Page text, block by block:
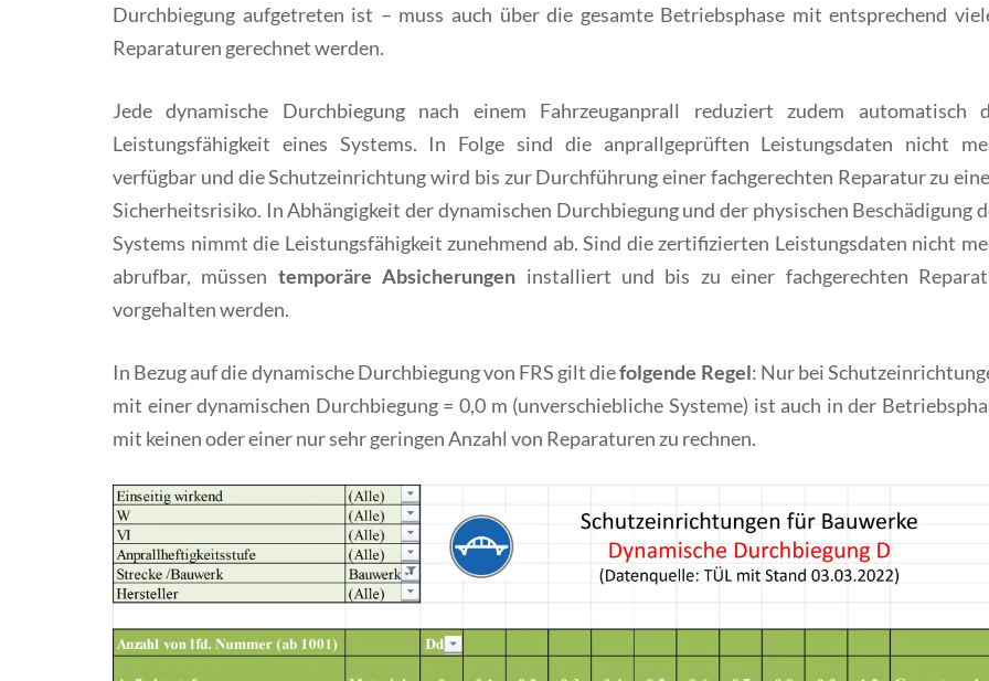
Durchbiegung aufgetreten ist – muss auch über die gesamte Betriebsphase mit entsprechend
Reparaturen gerechnet werden.
Jede dynamische Durchbiegung nach einem Fahrzeuganprall reduziert zudem automatisch
Leistungsfähigkeit eines Systems. In Folge sind die anprallgeprüften Leistungsdaten nicht
verfügbar und die Schutzeinrichtung wird bis zur Durchführung einer fachgerechten Reparatur zu
Sicherheitsrisiko. In Abhängigkeit der dynamischen Durchbiegung und der physischen Beschädigung
Systems nimmt die Leistungsfähigkeit zunehmend ab. Sind die zertifizierten Leistungsdaten nicht
abrufbar, müssen temporäre Absicherungen installiert und bis zu einer fachgerechten
vorgehalten werden.
In Bezug auf die dynamische Durchbiegung von FRS gilt diefolgende Regel: Nur bei
mit einer dynamischen Durchbiegung = 0,0 m (unverschiebliche Systeme) ist auch in der
mit keinen oder einer nur sehr geringen Anzahl von Reparaturen zu rechnen.